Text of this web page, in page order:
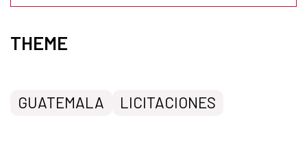
THEME
GUATEMALA LICITACIONES